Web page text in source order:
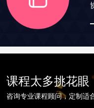
课程太多挑花眼
咨询专业课程顾问，定制适